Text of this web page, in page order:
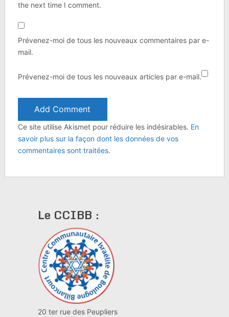
the next time I comment.
Prévenez-moi de tous les nouveaux commentaires par e-
mail.
Prévenez-moi de tous les nouveaux articles par e-mail.
Ce site utilise Akismet pour réduire les indésirables. En
savoir plus sur la façon dont les données de vos
commentaires sont traitées.
Le CCIBB :
20 ter rue des Peupliers